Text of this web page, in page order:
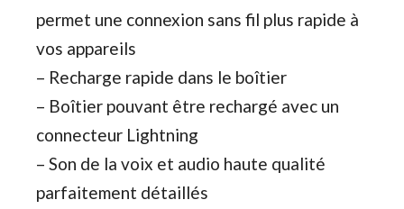
permet une connexion sans fil plus rapide à
vos appareils
– Recharge rapide dans le boîtier
– Boîtier pouvant être rechargé avec un
connecteur Lightning
– Son de la voix et audio haute qualité
parfaitement détaillés